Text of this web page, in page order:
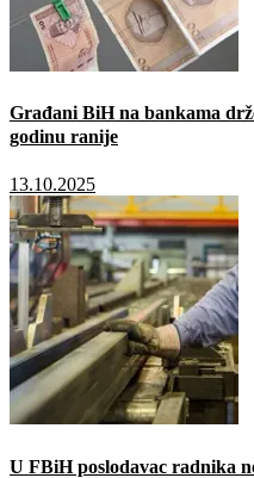
Građani BiH na bankama
godinu ranije
13.10.2025
U FBiH poslodavac radnika